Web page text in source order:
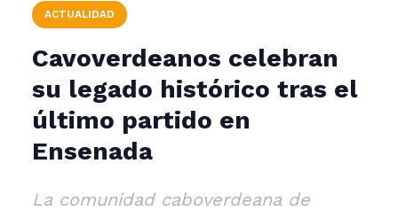
ACTUALIDAD
Cavoverdeanos celebran
su legado histórico tras el
último partido en
Ensenada
La comunidad caboverdeana de